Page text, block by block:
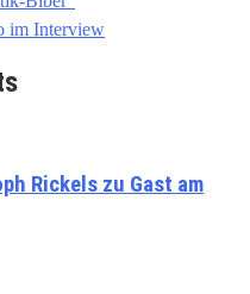
im Interview
Rickels zu Gast am